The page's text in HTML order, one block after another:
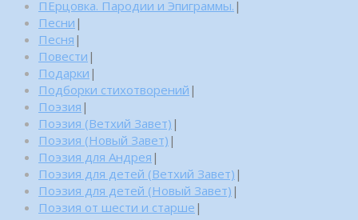
ПЕрцовка. Пародии и Эпиграммы. |
Песни |
Песня |
Повести |
Подарки |
Подборки стихотворений |
Поэзия |
Поэзия (Ветхий Завет) |
Поэзия (Новый Завет) |
Поэзия для Андрея |
Поэзия для детей (Ветхий Завет) |
Поэзия для детей (Новый Завет) |
Поэзия от шести и старше |